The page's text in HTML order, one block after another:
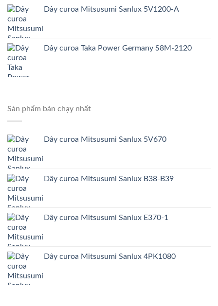
Dây curoa Mitsusumi Sanlux 5V1200-A
Dây curoa Taka Power Germany S8M-2120
Sản phẩm bán chạy nhất
Dây curoa Mitsusumi Sanlux 5V670
Dây curoa Mitsusumi Sanlux B38-B39
Dây curoa Mitsusumi Sanlux E370-1
Dây curoa Mitsusumi Sanlux 4PK1080